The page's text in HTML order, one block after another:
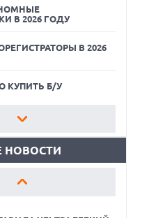
В 2026 ГОДУ
В 2026
КУПИТЬ Б/У
В 2026
НОВОСТИ
КНОПОЧНЫЕ
СЕТЕЙ 4G
НА КЕЙСЕ ДЛЯ
11 PRO